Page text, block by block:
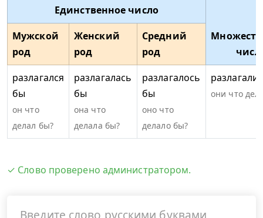
Единственное число
Мужской
род
Женский
род
Средний
род
разлагался
бы
он что
делал бы?
разлагалась
бы
она что
делала бы?
разлагалось
бы
оно что
делало бы?
они что
✓ Слово проверено администратором.